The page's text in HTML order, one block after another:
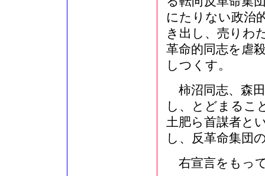
にたりない政治
き出し、売りわ
革命的同志を虐
しつくす。
柿沼同志、森
し、とどまるこ
土肥ら首謀者と
し、反革命集団
右宣言をもっ